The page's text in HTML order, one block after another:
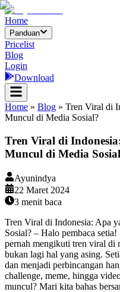
Home
Panduan
Pricelist
Blog
Login
Download
Home » Blog » Tren Viral di
Muncul di Media Sosial?
Tren Viral di
Muncul di Media
Ayunindya
22 Maret 2024
3 menit baca
Tren Viral di Indonesia: Apa
Sosial? – Halo pembaca
pernah mengikuti tren viral di
bukan lagi hal yang asing.
dan menjadi perbincangan
challenge, meme, hingga
muncul? Mari kita bahas